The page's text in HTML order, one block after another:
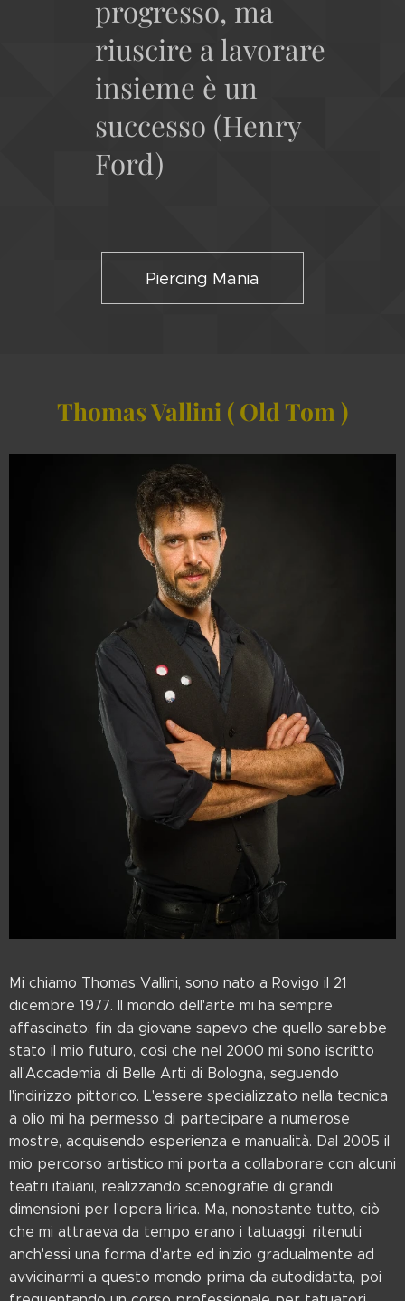
progresso, ma
riuscire a lavorare
insieme è un
successo (Henry
Ford)
Piercing Mania
Thomas Vallini ( Old Tom )
Mi chiamo Thomas Vallini, sono nato a Rovigo il 21
dicembre 1977. Il mondo dell'arte mi ha sempre
affascinato: fin da giovane sapevo che quello sarebbe
stato il mio futuro, cosi che nel 2000 mi sono iscritto
all'Accademia di Belle Arti di Bologna, seguendo
l'indirizzo pittorico. L'essere specializzato nella tecnica
a olio mi ha permesso di partecipare a numerose
mostre, acquisendo esperienza e manualità. Dal 2005 il
mio percorso artistico mi porta a collaborare con alcuni
teatri italiani, realizzando scenografie di grandi
dimensioni per l'opera lirica. Ma, nonostante tutto, ciò
che mi attraeva da tempo erano i tatuaggi, ritenuti
anch'essi una forma d'arte ed inizio gradualmente ad
avvicinarmi a questo mondo prima da autodidatta, poi